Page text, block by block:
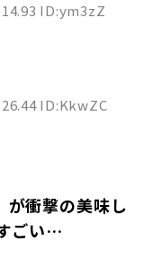
ID:ym3zZ
ID:KkwZC
が衝撃の美味し
ごい…